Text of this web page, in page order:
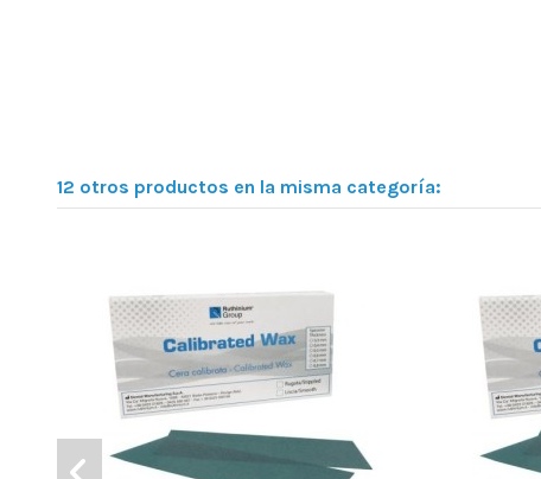
12 otros productos en la misma categoría: